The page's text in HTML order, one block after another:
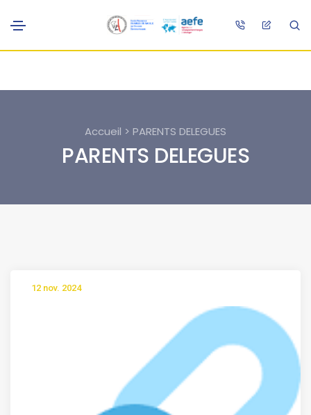
Accueil > PARENTS DELEGUES
PARENTS DELEGUES
12 nov. 2024